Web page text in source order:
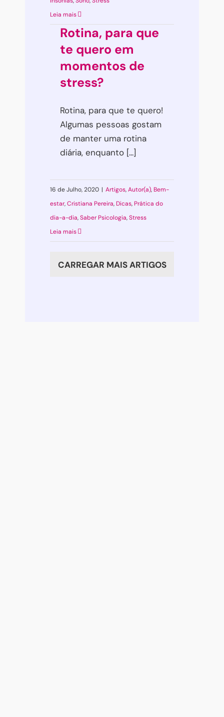
Leia mais
Rotina, para que
te quero em
momentos de
stress?
Rotina, para que te quero!
Algumas pessoas gostam
de manter uma rotina
diária, enquanto [...]
16 de Julho, 2020 | Artigos,Autor(a), Bem-
estar,Cristiana Pereira, Dicas, Prática do
dia-a-dia,Saber Psicologia,Stress
Leia mais
CARREGAR MAIS ARTIGOS